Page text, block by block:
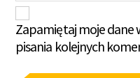
Zapamiętaj moje dane
pisania kolejnych